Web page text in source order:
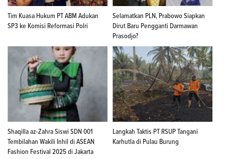
Tim Kuasa Hukum PT ABM Adukan
SP3 ke Komisi Reformasi Polri
Selamatkan PLN, Prabowo Siapkan
Dirut Baru Pengganti Darmawan
Prasodjo?
Shaqilla az-Zahra Siswi SDN 001
Tembilahan Wakili Inhil di ASEAN
Fashion Festival 2025 di Jakarta
Langkah Taktis PT RSUP Tangani
Karhutla di Pulau Burung